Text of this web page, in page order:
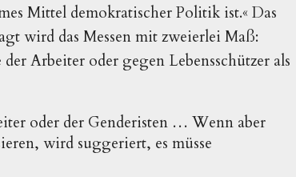
Mittel demokratischer Politik ist.« Das
wird das Messen mit zweierlei Maß:
Arbeiter oder gegen Lebensschützer als
oder der Genderisten … Wenn aber
wird suggeriert, es müsse